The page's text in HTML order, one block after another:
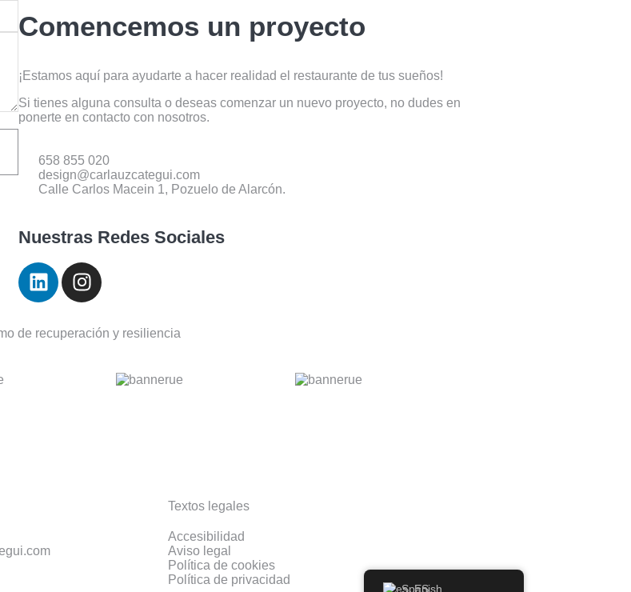
Comencemos un proyecto
¡Estamos aquí para ayudarte a hacer realidad el restaurante de tus sueños!
Si tienes alguna consulta o deseas comenzar un nuevo proyecto, no dudes en
ponerte en contacto con nosotros.
658 855 020
design@carlauzcategui.com
Calle Carlos Macein 1, Pozuelo de Alarcón.
Nuestras Redes Sociales
de recuperación y resiliencia
Textos legales
Accesibilidad
Aviso legal
Política de cookies
Política de privacidad
Spanish